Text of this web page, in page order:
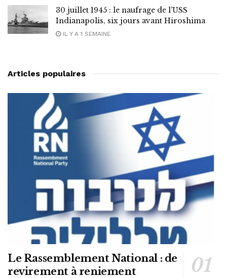
30 juillet 1945 : le naufrage de l’USS
Indianapolis, six jours avant Hiroshima
IL Y A 1 SEMAINE
Articles populaires
Le Rassemblement National : de
revirement à reniement